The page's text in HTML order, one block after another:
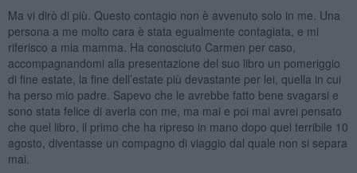
Ma vi dirò di più. Questo contagio non è avvenuto solo in me. Una
persona a me molto cara è stata egualmente contagiata, e mi
riferisco a mia mamma. Ha conosciuto Carmen per caso,
accompagnandomi alla presentazione del suo libro un pomeriggio
di fine estate, la fine dell’estate più devastante per lei, quella in cui
ha perso mio padre. Sapevo che le avrebbe fatto bene svagarsi e
sono stata felice di averla con me, ma mai e poi mai avrei pensato
che quel libro, il primo che ha ripreso in mano dopo quel terribile 10
agosto, diventasse un compagno di viaggio dal quale non si separa
mai.